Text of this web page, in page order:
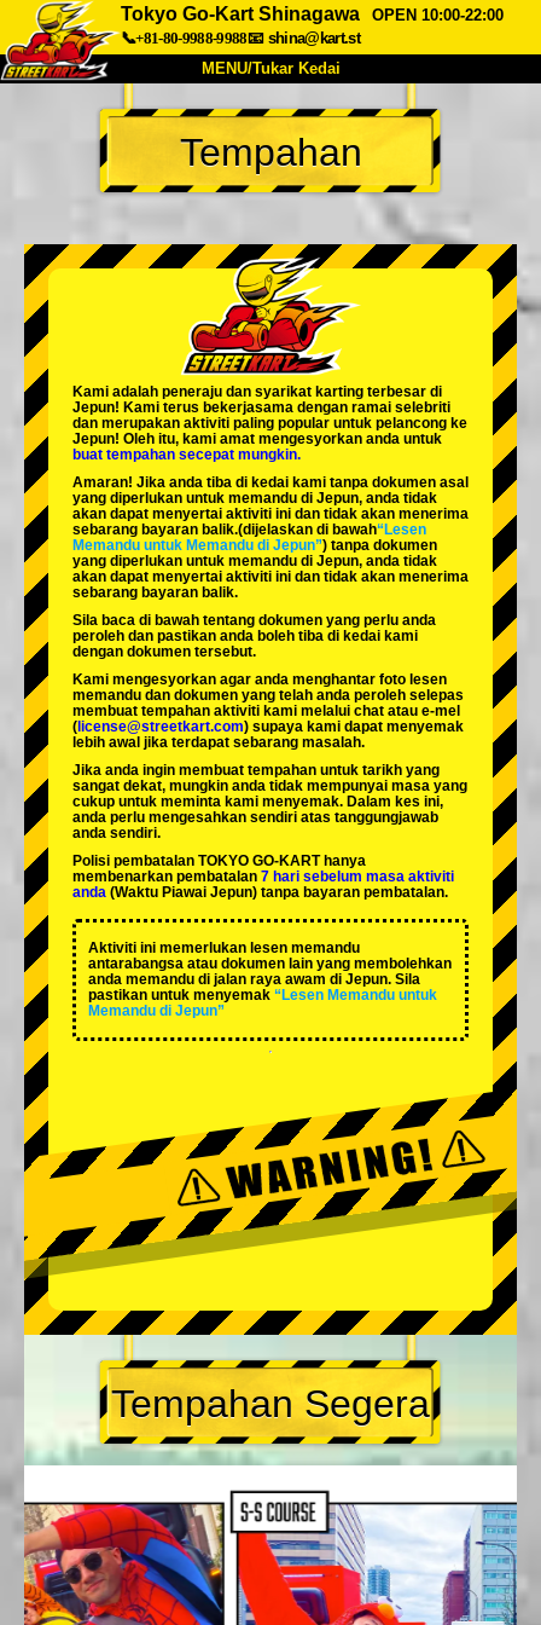
Tokyo Go-Kart Shinagawa
OPEN 10:00-22:00
📞+81-80-9988-9988📧 shina@kart.st
MENU/Tukar Kedai
UTAMA
Tentang Spesifikasi Harga
Syarikat Tempahan
Tukar Kedai
Tokyo Shinagawa Tokyo Akihabara#1
Tokyo Akihabara#2
Tokyo Shibuya Annex Tokyo Bay
Tokyo Asakusa Osaka
Okinawa
Tempahan
Kami adalah peneraju dan syarikat karting terbesar di
Jepun! Kami terus bekerjasama dengan ramai selebriti
dan merupakan aktiviti paling popular untuk pelancong ke
Jepun! Oleh itu, kami amat mengesyorkan anda untuk
buat tempahan secepat mungkin.
Amaran! Jika anda tiba di kedai kami tanpa dokumen asal
yang diperlukan untuk memandu di Jepun, anda tidak
akan dapat menyertai aktiviti ini dan tidak akan menerima
sebarang bayaran balik.(dijelaskan di bawah“Lesen
Memandu untuk Memandu di Jepun”) tanpa dokumen
yang diperlukan untuk memandu di Jepun, anda tidak
akan dapat menyertai aktiviti ini dan tidak akan menerima
sebarang bayaran balik.
Sila baca di bawah tentang dokumen yang perlu anda
peroleh dan pastikan anda boleh tiba di kedai kami
dengan dokumen tersebut.
Kami mengesyorkan agar anda menghantar foto lesen
memandu dan dokumen yang telah anda peroleh selepas
membuat tempahan aktiviti kami melalui chat atau e-mel
( license@streetkart.com) supaya kami dapat menyemak
lebih awal jika terdapat sebarang masalah.
Jika anda ingin membuat tempahan untuk tarikh yang
sangat dekat, mungkin anda tidak mempunyai masa yang
cukup untuk meminta kami menyemak. Dalam kes ini,
anda perlu mengesahkan sendiri atas tanggungjawab
anda sendiri.
Polisi pembatalan TOKYO GO-KART hanya
membenarkan pembatalan 7 hari sebelum masa aktiviti
anda (Waktu Piawai Jepun) tanpa bayaran pembatalan.
Aktiviti ini memerlukan lesen memandu
antarabangsa atau dokumen lain yang membolehkan
anda memandu di jalan raya awam di Jepun. Sila
pastikan untuk menyemak “Lesen Memandu untuk
Memandu di Jepun”
Tempahan Segera